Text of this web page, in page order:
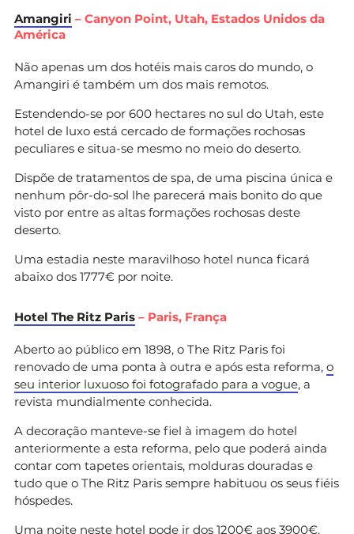
Amangiri – Canyon Point, Utah, Estados Unidos da
América
Não apenas um dos hotéis mais caros do mundo, o
Amangiri é também um dos mais remotos.
Estendendo-se por 600 hectares no sul do Utah, este
hotel de luxo está cercado de formações rochosas
peculiares e situa-se mesmo no meio do deserto.
Dispõe de tratamentos de spa, de uma piscina única e
nenhum pôr-do-sol lhe parecerá mais bonito do que
visto por entre as altas formações rochosas deste
deserto.
Uma estadia neste maravilhoso hotel nunca ficará
abaixo dos 1777€ por noite.
Hotel The Ritz Paris – Paris, França
Aberto ao público em 1898, o The Ritz Paris foi
renovado de uma ponta à outra e após esta reforma, o
seu interior luxuoso foi fotografado para a vogue, a
revista mundialmente conhecida.
A decoração manteve-se fiel à imagem do hotel
anteriormente a esta reforma, pelo que poderá ainda
contar com tapetes orientais, molduras douradas e
tudo que o The Ritz Paris sempre habituou os seus fiéis
hóspedes.
Uma noite neste hotel pode ir dos 1200€ aos 3900€.